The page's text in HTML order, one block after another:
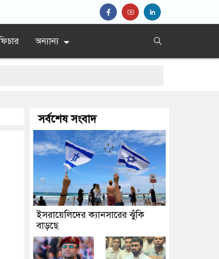
অন্যান্য
সর্বশেষ সংবাদ
ইসরায়েলিদের ক্যানসারের ঝুঁকি
বাড়ছে